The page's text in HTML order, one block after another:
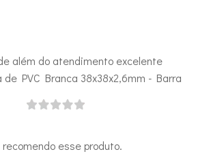
além do atendimento excelente
PVC Branca 38x38x2,6mm - Barra
recomendo esse produto.